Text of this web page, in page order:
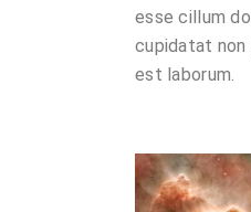
esse cillum
cupidatat non
est laborum.